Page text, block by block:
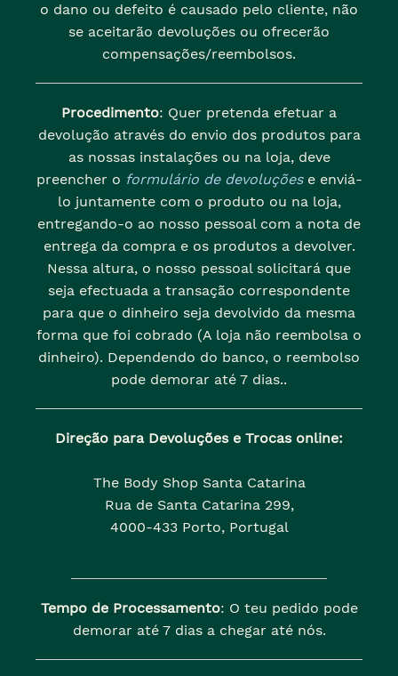
o dano ou defeito é causado pelo cliente, não
se aceitarão devoluções ou ofrecerão
compensações/reembolsos.
Procedimento: Quer pretenda efetuar a
devolução através do envio dos produtos para
as nossas instalações ou na loja, deve
preencher o formulário de devoluçõese enviá-
lo juntamente com o produto ou na loja,
entregando-o ao nosso pessoal com a nota de
entrega da compra e os produtos a devolver.
Nessa altura, o nosso pessoal solicitará que
seja efectuada a transação correspondente
para que o dinheiro seja devolvido da mesma
forma que foi cobrado (A loja não reembolsa o
dinheiro). Dependendo do banco, o reembolso
pode demorar até 7 dias..
Direção para Devoluções e Trocas online:
The Body Shop Santa Catarina
Rua de Santa Catarina 299,
4000-433 Porto, Portugal
Tempo de Processamento: O teu pedido pode
demorar até 7 dias a chegar até nós.